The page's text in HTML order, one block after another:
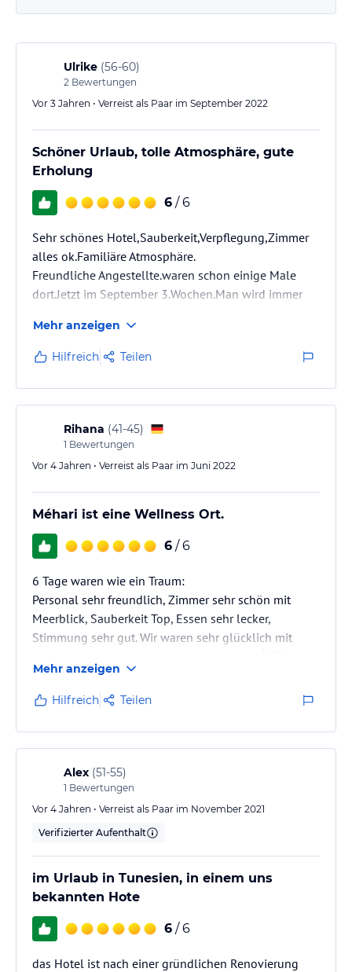
Ulrike (56-60)
2 Bewertungen
Vor 3 Jahren • Verreist als Paar im September 2022
Schöner Urlaub, tolle Atmosphäre, gute
Erholung
6 / 6
Sehr schönes Hotel,Sauberkeit,Verpflegung,Zimmer
alles ok.Familiäre Atmosphäre.
Freundliche Angestellte.waren schon einige Male
dort.Jetzt im September 3.Wochen.Man wird immer
ein offenes Ohr.wir sind sehr zufrieden.Werden
nächstes Jahr wiederkommen
Ulrike Lehnen& Simon Knoops
Mehr anzeigen
Hilfreich Teilen
Rihana (41-45)
1 Bewertungen
Vor 4 Jahren • Verreist als Paar im Juni 2022
Méhari ist eine Wellness Ort.
6 / 6
6 Tage waren wie ein Traum:
Personal sehr freundlich, Zimmer sehr schön mit
Meerblick, Sauberkeit Top, Essen sehr lecker,
Stimmung sehr gut. Wir waren sehr glücklich mit
Mehr anzeigen
Hilfreich Teilen
Alex (51-55)
1 Bewertungen
Vor 4 Jahren • Verreist als Paar im November 2021
Verifizierter Aufenthalt
im Urlaub in Tunesien, in einem uns
bekannten Hote
6 / 6
das Hotel ist nach einer gründlichen Renovierung